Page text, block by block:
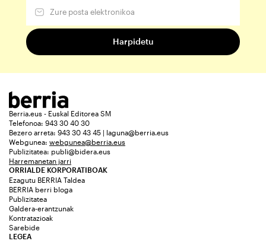
Berria.eus - Euskal Editorea SM
Telefonoa: 943 30 40 30
Bezero arreta: 943 30 43 45 | laguna@berria.eus
Webgunea: webgunea@berria.eus
Publizitatea: publi@bidera.eus
Harremanetan jarri
ORRIALDE KORPORATIBOAK
Ezagutu BERRIA Taldea
BERRIA berri bloga
Publizitatea
Galdera-erantzunak
Kontratazioak
Sarebide
LEGEA